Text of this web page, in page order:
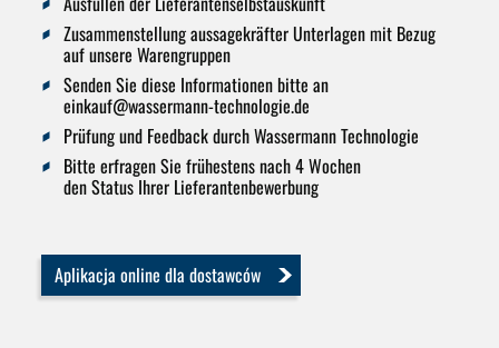
Zusammenstellung aussagekräfter Unterlagen mit Bezug
auf unsere Warengruppen
Senden Sie diese Informationen bitte an
einkauf@wassermann-technologie.de
Prüfung und Feedback durch Wassermann Technologie
Bitte erfragen Sie frühestens nach 4 Wochen
den Status Ihrer Lieferantenbewerbung
Aplikacja online dla dostawców